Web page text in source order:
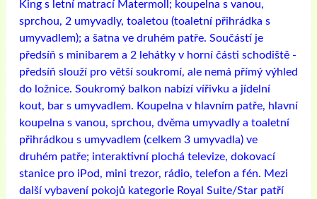
King s letní matrací Matermoll; koupelna s vanou,
sprchou, 2 umyvadly, toaletou (toaletní přihrádka s
umyvadlem); a šatna ve druhém patře. Součástí je
předsíň s minibarem a 2 lehátky v horní části schodiště -
předsíň slouží pro větší soukromí, ale nemá přímý výhled
do ložnice. Soukromý balkon nabízí vířivku a jídelní
kout, bar s umyvadlem. Koupelna v hlavním patře, hlavní
koupelna s vanou, sprchou, dvěma umyvadly a toaletní
přihrádkou s umyvadlem (celkem 3 umyvadla) ve
druhém patře; interaktivní plochá televize, dokovací
stanice pro iPod, mini trezor, rádio, telefon a fén. Mezi
další vybavení pokojů kategorie Royal Suite/Star patří